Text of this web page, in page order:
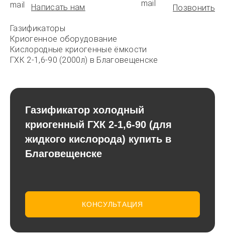
Написать нам Позвонить
Газификаторы
Криогенное оборудование
Кислородные криогенные ёмкости
ГХК 2-1,6-90 (2000л) в Благовещенске
Газификатор холодный
криогенный ГХК 2-1,6-90 (для
жидкого кислорода) купить в
Благовещенске
КОНСУЛЬТАЦИЯ